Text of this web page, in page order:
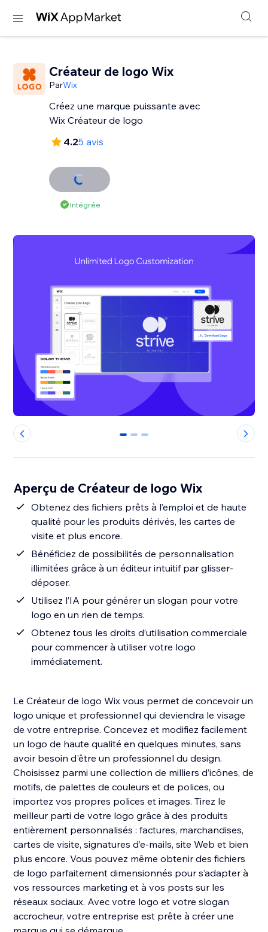
Créateur de logo Wix
ParWix
Créez une marque puissante avec
Wix Créateur de logo
4.25 avis
Intégrée
0 1 2
Aperçu de Créateur de logo Wix
Obtenez des fichiers prêts à l’emploi et de haute
qualité pour les produits dérivés, les cartes de
visite et plus encore.
Bénéficiez de possibilités de personnalisation
illimitées grâce à un éditeur intuitif par glisser-
déposer.
Utilisez l’IA pour générer un slogan pour votre
logo en un rien de temps.
Obtenez tous les droits d’utilisation commerciale
pour commencer à utiliser votre logo
immédiatement.
Le Créateur de logo Wix vous permet de concevoir un
logo unique et professionnel qui deviendra le visage
de votre entreprise. Concevez et modifiez facilement
un logo de haute qualité en quelques minutes, sans
avoir besoin d'être un professionnel du design.
Choisissez parmi une collection de milliers d’icônes, de
motifs, de palettes de couleurs et de polices, ou
importez vos propres polices et images. Tirez le
meilleur parti de votre logo grâce à des produits
entièrement personnalisés : factures, marchandises,
cartes de visite, signatures d’e-mails, site Web et bien
plus encore. Vous pouvez même obtenir des fichiers
de logo parfaitement dimensionnés pour s’adapter à
vos ressources marketing et à vos posts sur les
réseaux sociaux. Avec votre logo et votre slogan
accrocheur, votre entreprise est prête à créer une